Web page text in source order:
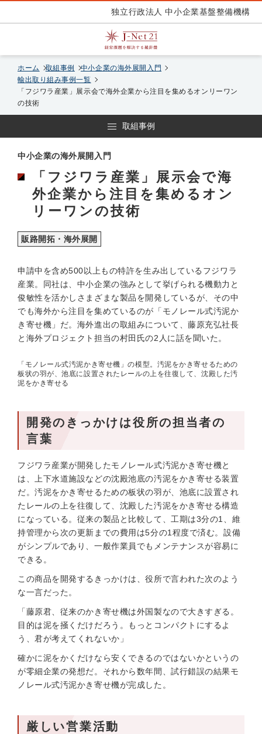
独立行政法人 中小企業基盤整備機構
ホーム 取組事例
中小企業の海外展開入門
輸出取り組み事例一覧
「フジワラ産業」展示会で海外企業から注目を集めるオンリーワン
の技術
取組事例
中小企業の海外展開入門
「フジワラ産業」展示会で海
外企業から注目を集めるオン
リーワンの技術
販路開拓・海外展開
申請中を含め500以上もの特許を生み出しているフジワラ
産業。同社は、中小企業の強みとして挙げられる機動力と
俊敏性を活かしさまざまな製品を開発しているが、その中
でも海外から注目を集めているのが「モノレール式汚泥か
き寄せ機」だ。海外進出の取組みについて、藤原充弘社長
と海外プロジェクト担当の村田氏の2人に話を聞いた。
「モノレール式汚泥かき寄せ機」の模型。汚泥をかき寄せるための
板状の羽が、池底に設置されたレールの上を往復して、沈殿した汚
泥をかき寄せる
開発のきっかけは役所の担当者の
言葉
フジワラ産業が開発したモノレール式汚泥かき寄せ機と
は、上下水道施設などの沈殿池底の汚泥をかき寄せる装置
だ。汚泥をかき寄せるための板状の羽が、池底に設置され
たレールの上を往復して、沈殿した汚泥をかき寄せる構造
になっている。従来の製品と比較して、工期は3分の1、維
持管理から次の更新までの費用は5分の1程度で済む。設備
がシンプルであり、一般作業員でもメンテナンスが容易に
できる。
この商品を開発するきっかけは、役所で言われた次のよう
な一言だった。
「藤原君、従来のかき寄せ機は外国製なので大きすぎる。
目的は泥を掻くだけだろう。もっとコンパクトにするよ
う、君が考えてくれないか」
確かに泥をかくだけなら安くできるのではないかというの
が零細企業の発想だ。それから数年間、試行錯誤の結果モ
ノレール式汚泥かき寄せ機が完成した。
厳しい営業活動